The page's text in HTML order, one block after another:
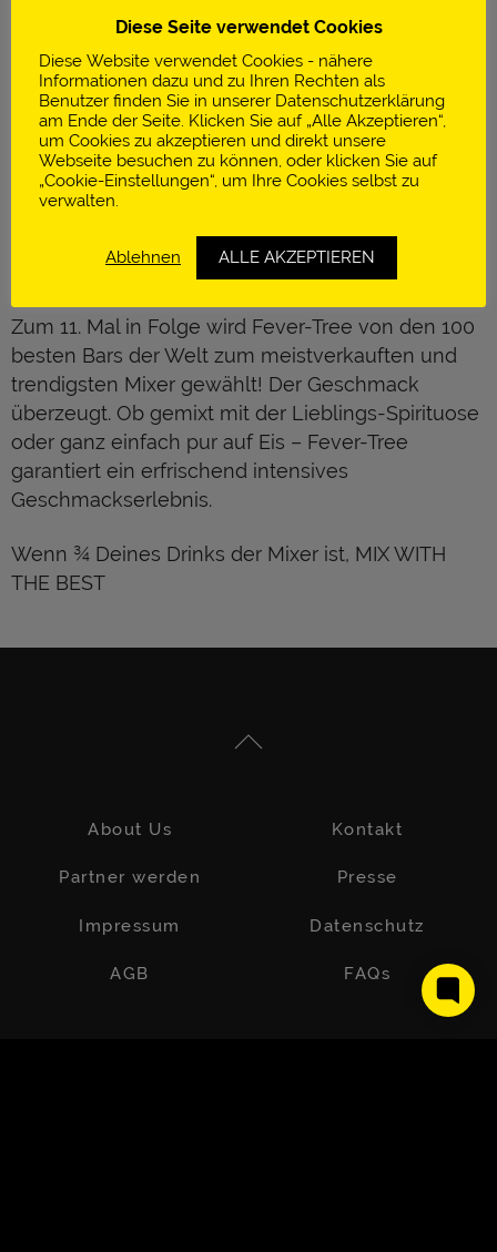
Fever-Tree, die weltweite Nummer 1 der
Premium Mixer
Zum 11. Mal in Folge wird Fever-Tree von den 100
besten Bars der Welt zum meistverkauften und
trendigsten Mixer gewählt! Der Geschmack
überzeugt. Ob gemixt mit der Lieblings-Spirituose
oder ganz einfach pur auf Eis – Fever-Tree
garantiert ein erfrischend intensives
Geschmackserlebnis.
Wenn ¾ Deines Drinks der Mixer ist, MIX WITH
THE BEST
About Us Kontakt
Partner werden Presse
Impressum Datenschutz
AGB FAQs
Diese Seite verwendet Cookies
Diese Website verwendet Cookies - nähere
Informationen dazu und zu Ihren Rechten als
Benutzer finden Sie in unserer Datenschutzerklärung
am Ende der Seite. Klicken Sie auf „Alle Akzeptieren“,
um Cookies zu akzeptieren und direkt unsere
Webseite besuchen zu können, oder klicken Sie auf
„Cookie-Einstellungen“, um Ihre Cookies selbst zu
verwalten.
Ablehnen ALLE AKZEPTIEREN